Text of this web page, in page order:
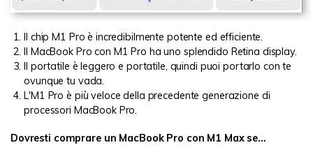
Il chip M1 Pro è incredibilmente potente ed efficiente.
Il MacBook Pro con M1 Pro ha uno splendido Retina display.
Il portatile è leggero e portatile, quindi puoi portarlo con te
ovunque tu vada.
L'M1 Pro è più veloce della precedente generazione di
processori MacBook Pro.
Dovresti comprare un MacBook Pro con M1 Max se...